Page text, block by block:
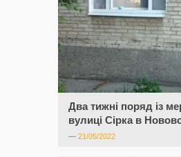
Два тижні поряд із
вулиці Сірка в
— 21/05/2022